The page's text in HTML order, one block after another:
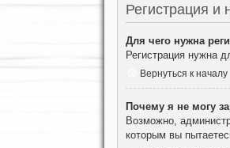
Регистрация
Для чего нужна
Регистрация нужна
Вернуться к началу
Почему я не могу
Возможно,
которым вы